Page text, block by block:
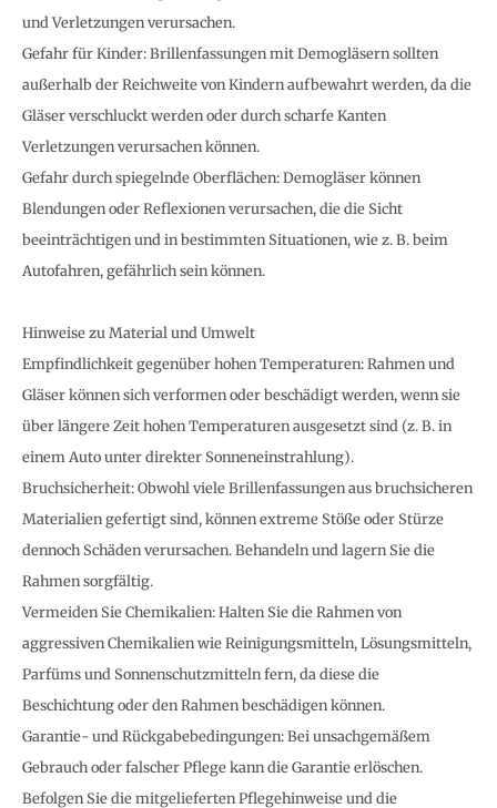
und Verletzungen verursachen.
Gefahr für Kinder: Brillenfassungen mit Demogläsern sollten
außerhalb der Reichweite von Kindern aufbewahrt werden, da die
Gläser verschluckt werden oder durch scharfe Kanten
Verletzungen verursachen können.
Gefahr durch spiegelnde Oberflächen: Demogläser können
Blendungen oder Reflexionen verursachen, die die Sicht
beeinträchtigen und in bestimmten Situationen, wie z. B. beim
Autofahren, gefährlich sein können.
Hinweise zu Material und Umwelt
Empfindlichkeit gegenüber hohen Temperaturen: Rahmen und
Gläser können sich verformen oder beschädigt werden, wenn sie
über längere Zeit hohen Temperaturen ausgesetzt sind (z. B. in
einem Auto unter direkter Sonneneinstrahlung).
Bruchsicherheit: Obwohl viele Brillenfassungen aus bruchsicheren
Materialien gefertigt sind, können extreme Stöße oder Stürze
dennoch Schäden verursachen. Behandeln und lagern Sie die
Rahmen sorgfältig.
Vermeiden Sie Chemikalien: Halten Sie die Rahmen von
aggressiven Chemikalien wie Reinigungsmitteln, Lösungsmitteln,
Parfüms und Sonnenschutzmitteln fern, da diese die
Beschichtung oder den Rahmen beschädigen können.
Garantie- und Rückgabebedingungen: Bei unsachgemäßem
Gebrauch oder falscher Pflege kann die Garantie erlöschen.
Befolgen Sie die mitgelieferten Pflegehinweise und die